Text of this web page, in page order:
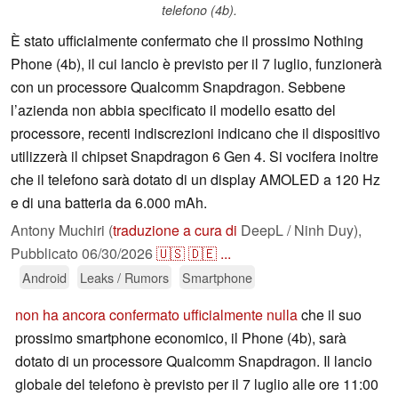
telefono (4b).
È stato ufficialmente confermato che il prossimo Nothing
Phone (4b), il cui lancio è previsto per il 7 luglio, funzionerà
con un processore Qualcomm Snapdragon. Sebbene
l’azienda non abbia specificato il modello esatto del
processore, recenti indiscrezioni indicano che il dispositivo
utilizzerà il chipset Snapdragon 6 Gen 4. Si vocifera inoltre
che il telefono sarà dotato di un display AMOLED a 120 Hz
e di una batteria da 6.000 mAh.
Antony Muchiri (traduzione a cura di DeepL / Ninh Duy),
Pubblicato 06/30/2026🇺🇸🇩🇪 ...
Android Leaks / Rumors Smartphone
non ha ancora confermato ufficialmente nullache il suo
prossimo smartphone economico, il Phone (4b), sarà
dotato di un processore Qualcomm Snapdragon. Il lancio
globale del telefono è previsto per il 7 luglio alle ore 11:00